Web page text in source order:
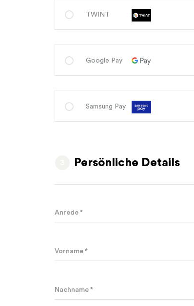
TWINT
Google Pay
Samsung Pay
Persönliche Details
Anrede *
Vorname *
Nachname *